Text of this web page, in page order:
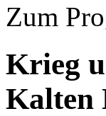
Zum
Krieg
Kalten